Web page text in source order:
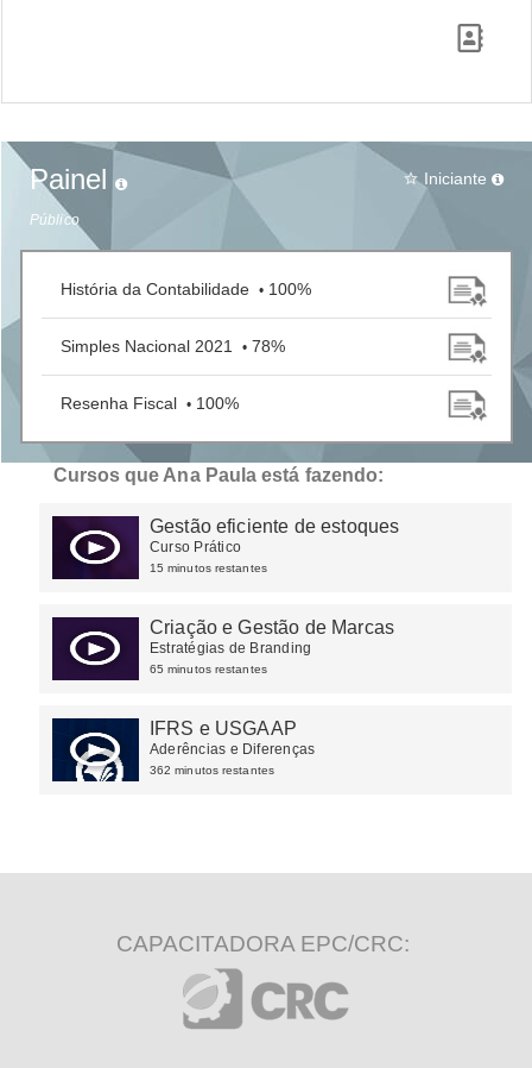
Painel
Público
star_border Iniciante
História da Contabilidade • 100%
Simples Nacional 2021 • 78%
Resenha Fiscal • 100%
Cursos que Ana Paula está fazendo:
Gestão eficiente de estoques
Curso Prático
15 minutos restantes
Criação e Gestão de Marcas
Estratégias de Branding
65 minutos restantes
IFRS e USGAAP
Aderências e Diferenças
362 minutos restantes
CAPACITADORA EPC/CRC: